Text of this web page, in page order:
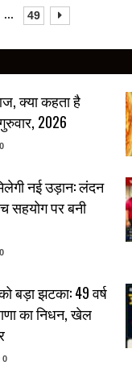
... 49
क्या कहता है
2026
नई उड़ान: लंदन
सहयोग पर बनी
बड़ा झटका: 49 वर्ष
का निधन, खेल
0